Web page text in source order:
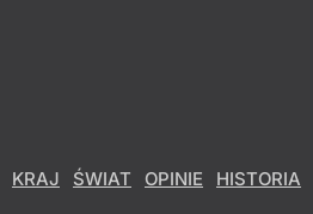
KRAJ ŚWIAT OPINIE HISTORIA